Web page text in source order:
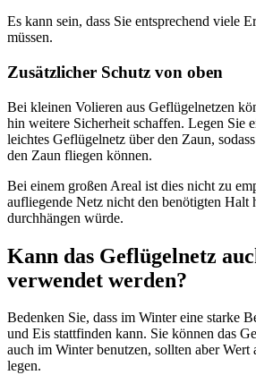
Es kann sein, dass Sie entsprechend viele
müssen.
Zusätzlicher Schutz von oben
Bei kleinen Volieren aus Geflügelnetzen
hin weitere Sicherheit schaffen. Legen Sie
leichtes Geflügelnetz über den Zaun,
den Zaun fliegen können.
Bei einem großen Areal ist dies nicht zu
aufliegende Netz nicht den benötigten Halt
durchhängen würde.
Kann das Geflügelnetz
verwendet werden?
Bedenken Sie, dass im Winter eine starke
und Eis stattfinden kann. Sie können das
auch im Winter benutzen, sollten aber Wert
legen.